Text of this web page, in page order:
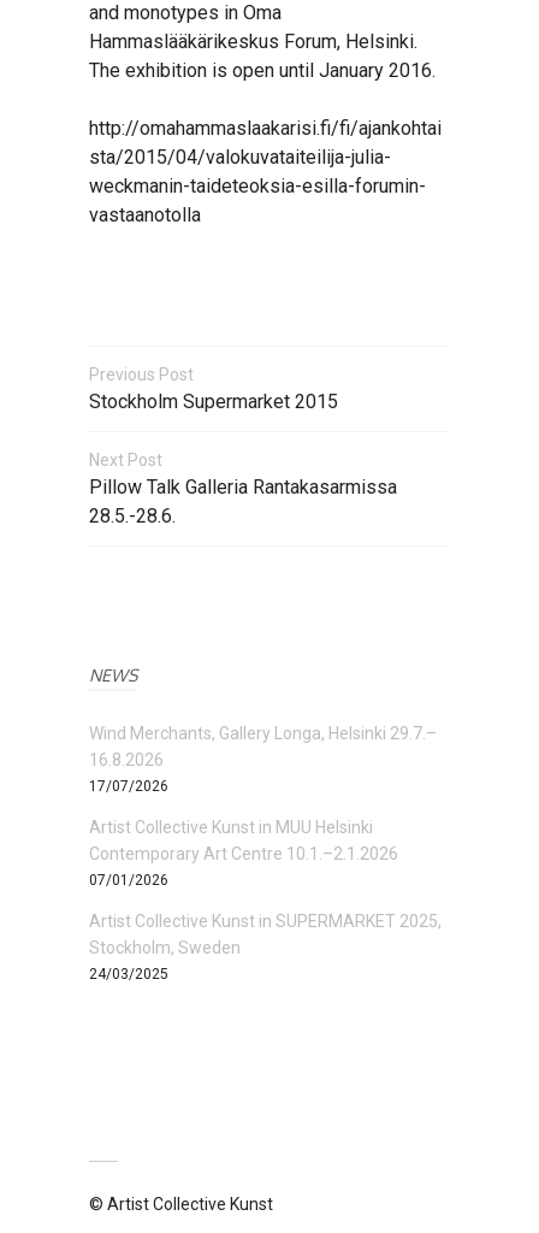
and monotypes in Oma
Hammaslääkärikeskus Forum, Helsinki.
The exhibition is open until January 2016.
http://omahammaslaakarisi.fi/fi/ajankohtai
sta/2015/04/valokuvataiteilija-julia-
weckmanin-taideteoksia-esilla-forumin-
vastaanotolla
Previous Post
Stockholm Supermarket 2015
Next Post
Pillow Talk Galleria Rantakasarmissa
28.5.-28.6.
NEWS
Wind Merchants, Gallery Longa, Helsinki 29.7.–
16.8.2026
17/07/2026
Artist Collective Kunst in MUU Helsinki
Contemporary Art Centre 10.1.–2.1.2026
07/01/2026
Artist Collective Kunst in SUPERMARKET 2025,
Stockholm, Sweden
24/03/2025
© Artist Collective Kunst